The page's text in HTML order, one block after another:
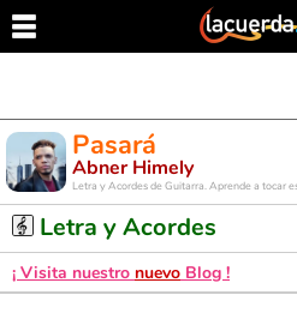
Pasará
Abner Himely
Letra y Acordes de Guitarra. Aprende a tocar
Letra y Acordes
¡ Visita nuestro nuevo Blog !